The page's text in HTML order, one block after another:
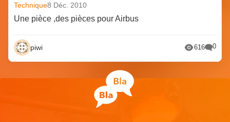
Technique8 Déc. 2010
Une pièce ,des pièces pour Airbus
piwi 616 0